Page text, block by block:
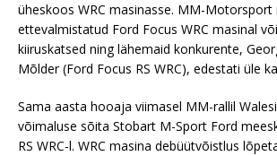
üheskoos WRC masinasse. MM-
ettevalmistatud Ford Focus WRC masinal
kiiruskatsed ning lähemaid konkurente,
Mõlder (Ford Focus RS WRC), edestati üle
Sama aasta hooaja viimasel MM-rallil
võimaluse sõita Stobart M-Sport Ford
RS WRC-l. WRC masina debüütvõistlus